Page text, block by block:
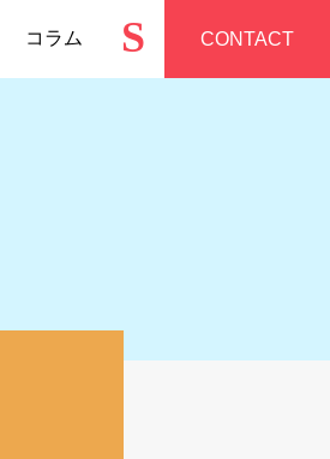
コラム S CONTACT